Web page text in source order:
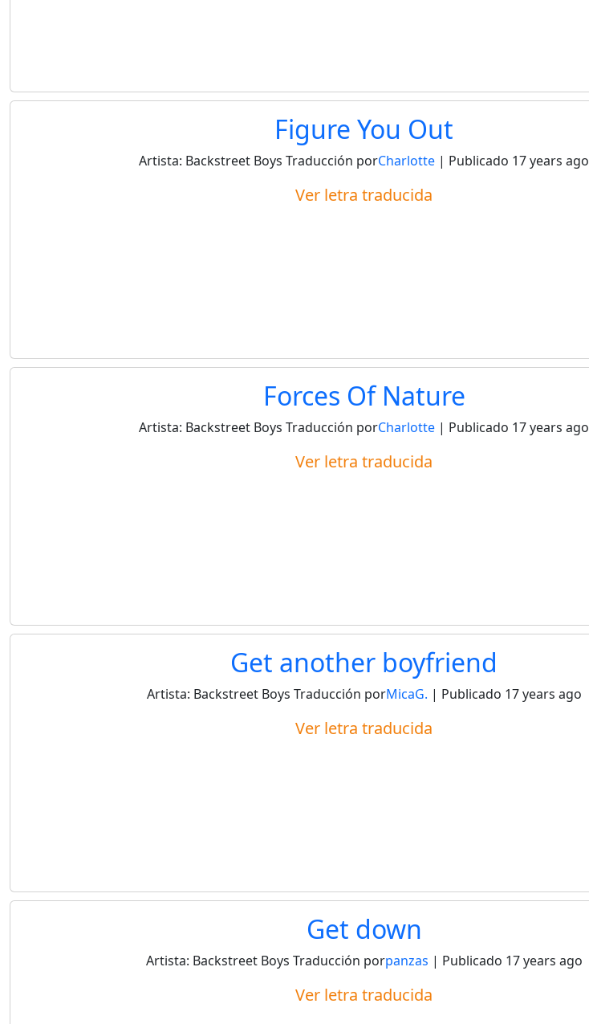
Figure You Out
Artista: Backstreet Boys Traducción porCharlotte | Publicado 17 years ago
Ver letra traducida
Forces Of Nature
Artista: Backstreet Boys Traducción porCharlotte | Publicado 17 years ago
Ver letra traducida
Get another boyfriend
Artista: Backstreet Boys Traducción porMicaG. | Publicado 17 years ago
Ver letra traducida
Get down
Artista: Backstreet Boys Traducción porpanzas | Publicado 17 years ago
Ver letra traducida